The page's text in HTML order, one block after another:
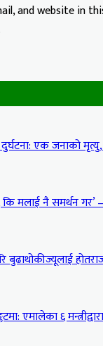
and website in
एक जनाको
मलाई नै समर्थन गर’ –
बुढाथोकीज्यूलाई
एमालेका ६